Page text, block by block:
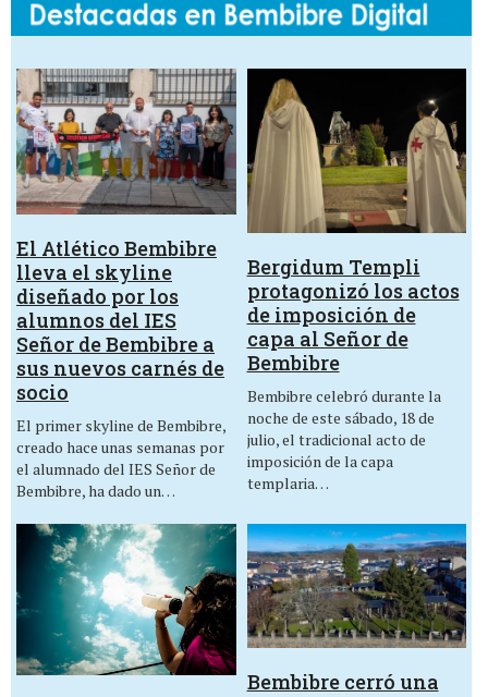
El Atlético Bembibre
lleva el skyline
diseñado por los
alumnos del IES
Señor de Bembibre a
sus nuevos carnés de
socio
El primer skyline de Bembibre,
creado hace unas semanas por
el alumnado del IES Señor de
Bembibre, ha dado un…
Bergidum Templi
protagonizó los actos
de imposición de
capa al Señor de
Bembibre
Bembibre celebró durante la
noche de este sábado, 18 de
julio, el tradicional acto de
imposición de la capa
templaria…
Bembibre cerró una